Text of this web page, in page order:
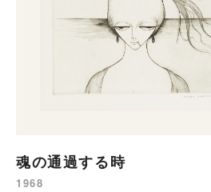
魂の通過する時
1968